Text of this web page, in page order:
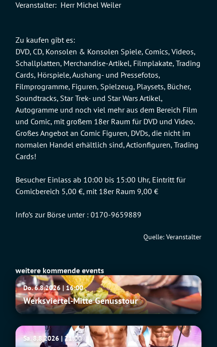
Zu kaufen gibt es:
DVD, CD, Konsolen & Konsolen Spiele, Comics, Videos,
Schallplatten, Merchandise-Artikel, Filmplakate, Trading
Cards, Hörspiele, Aushang- und Pressefotos,
Filmprogramme, Figuren, Spielzeug, Playsets, Bücher,
Soundtracks, Star Trek- und Star Wars Artikel,
Autogramme und noch viel mehr aus dem Bereich Film
und Comic, mit großem 18er Raum für DVD und Video.
Großes Angebot an Comic Figuren, DVDs, die nicht im
normalen Handel erhältlich sind, Actionfiguren, Trading
Cards!
Besucher Einlass ab 10:00 bis 15:00 Uhr, Eintritt für
Comicbereich 5,00 €, mit 18er Raum 9,00 €
Info’s zur Börse unter : 0170-9659889
Quelle: Veranstalter
weitere kommende events
Werksviertel-
Mitte
Genusstour
Do. 6.8.2026 | 16:00
Werksviertel-Mitte Genusstour
SIXX
PAXXSa. 8.8.2026 | 21:00
Veranstalter: Herr Michel Weiler